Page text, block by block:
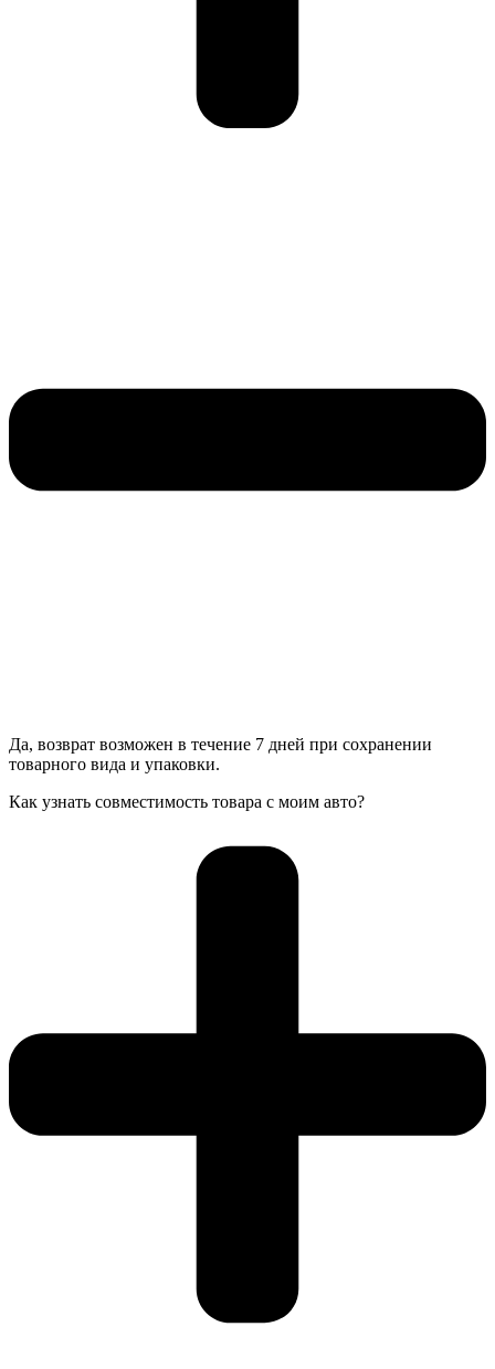
Да, возврат возможен в течение 7 дней при сохранении
товарного вида и упаковки.
Как узнать совместимость товара с моим авто?